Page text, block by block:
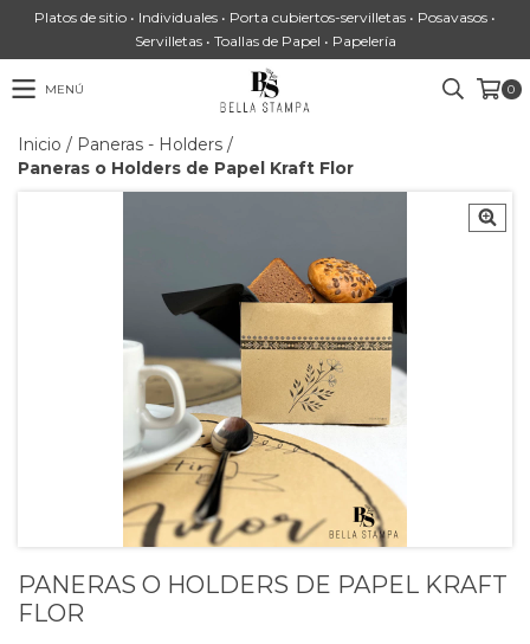
Platos de sitio • Individuales • Porta cubiertos-servilletas • Posavasos •
Servilletas • Toallas de Papel • Papelería
MENÚ 0
Inicio / Paneras - Holders /
Paneras o Holders de Papel Kraft Flor
PANERAS O HOLDERS DE PAPEL KRAFT
FLOR